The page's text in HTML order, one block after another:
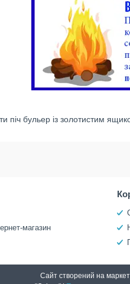
піч бульер із золотистим
магазин
Сайт створений на